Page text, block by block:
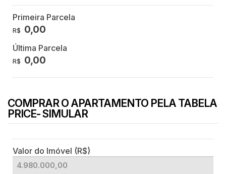
Primeira Parcela
R$ 0,00
Última Parcela
R$ 0,00
COMPRAR O APARTAMENTO PELA TABELA
PRICE- SIMULAR
Valor do Imóvel (R$)